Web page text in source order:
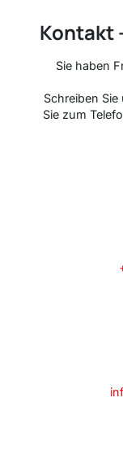
Kontakt
Sie haben
Schreiben
Sie zum